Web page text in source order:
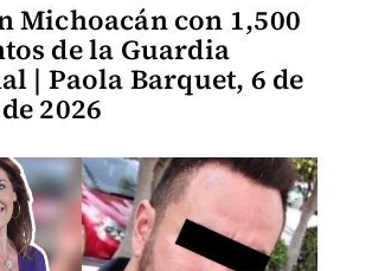
Michoacán con 1,500
de la Guardia
| Paola Barquet, 6 de
2026